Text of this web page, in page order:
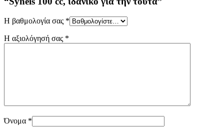
Η βαθμολογία σας *
Η αξιολόγησή σας *
Όνομα *